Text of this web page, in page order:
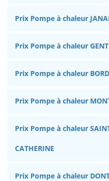
Prix Pompe à chaleur
Prix Pompe à chaleur
Prix Pompe à chaleur
Prix Pompe à chaleur
Prix Pompe à chaleur
CATHERINE
Prix Pompe à chaleur